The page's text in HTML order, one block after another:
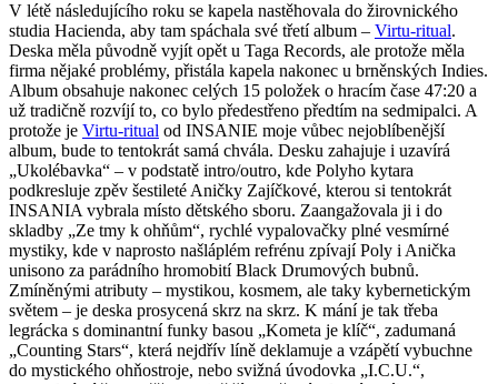
V létě následujícího roku se kapela nastěhovala do žirovnického
studia Hacienda, aby tam spáchala své třetí album – Virtu-ritual.
Deska měla původně vyjít opět u Taga Records, ale protože měla
firma nějaké problémy, přistála kapela nakonec u brněnských Indies.
Album obsahuje nakonec celých 15 položek o hracím čase 47:20 a
už tradičně rozvíjí to, co bylo předestřeno předtím na sedmipalci. A
protože je Virtu-ritual od INSANIE moje vůbec nejoblíbenější
album, bude to tentokrát samá chvála. Desku zahajuje i uzavírá
„Ukolébavka“ – v podstatě intro/outro, kde Polyho kytara
podkresluje zpěv šestileté Aničky Zajíčkové, kterou si tentokrát
INSANIA vybrala místo dětského sboru. Zaangažovala ji i do
skladby „Ze tmy k ohňům“, rychlé vypalovačky plné vesmírné
mystiky, kde v naprosto našláplém refrénu zpívají Poly i Anička
unisono za parádního hromobití Black Drumových bubnů.
Zmíněnými atributy – mystikou, kosmem, ale taky kybernetickým
světem – je deska prosycená skrz na skrz. K mání je tak třeba
legrácka s dominantní funky basou „Kometa je klíč“, zadumaná
„Counting Stars“, která nejdřív líně deklamuje a vzápětí vybuchne
do mystického ohňostroje, nebo svižná úvodovka „I.C.U.“,